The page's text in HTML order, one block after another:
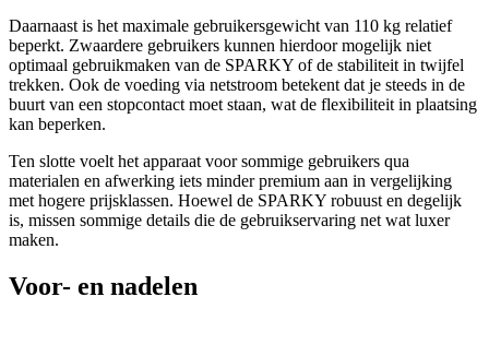
Daarnaast is het maximale gebruikersgewicht van 110 kg relatief
beperkt. Zwaardere gebruikers kunnen hierdoor mogelijk niet
optimaal gebruikmaken van de SPARKY of de stabiliteit in twijfel
trekken. Ook de voeding via netstroom betekent dat je steeds in de
buurt van een stopcontact moet staan, wat de flexibiliteit in plaatsing
kan beperken.
Ten slotte voelt het apparaat voor sommige gebruikers qua
materialen en afwerking iets minder premium aan in vergelijking
met hogere prijsklassen. Hoewel de SPARKY robuust en degelijk
is, missen sommige details die de gebruikservaring net wat luxer
maken.
Voor- en nadelen